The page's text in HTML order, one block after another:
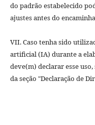
do padrão estabelecido
ajustes antes do
VII. Caso tenha sido
artificial (IA) durante a
deve(m) declarar esse
da seção "Declaração de